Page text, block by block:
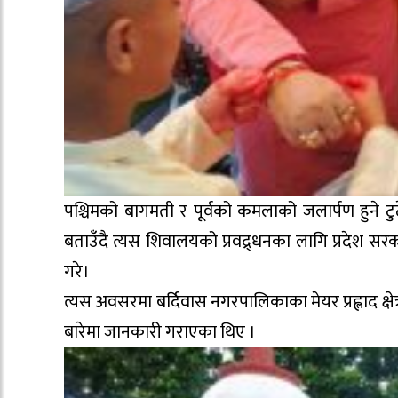
पश्चिमको बागमती र पूर्वको कमलाको जलार्पण हुने
बताउँदै त्यस शिवालयको प्रवद्र्धनका लागि प्रदेश
गरे।
त्यस अवसरमा बर्दिवास नगरपालिकाका मेयर प्रह्लाद
बारेमा जानकारी गराएका थिए ।